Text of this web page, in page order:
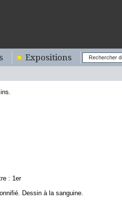
Expositions
: 1er
Dessin à la sanguine.